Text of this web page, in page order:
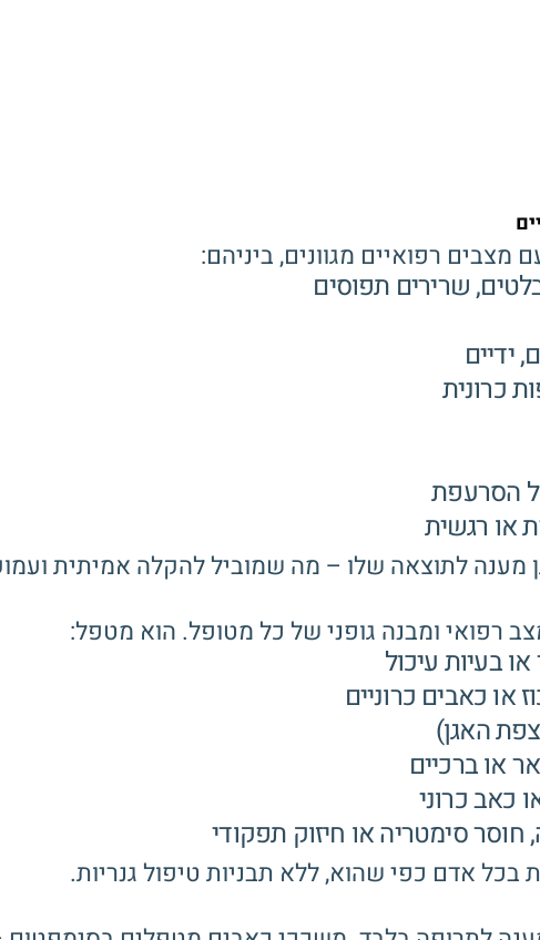
רפואיים מגוונים, ביניהם:
שרירים תפוסים
ידיים
כרונית
הסרעפת
או רגשית
מענה לתוצאה שלו – מה שמוביל להקלה אמיתית
רפואי ומבנה גופני של כל מטופל. הוא מטפל:
בעיות עיכול
או כאבים כרוניים
האגן)
או ברכיים
כאב כרוני
סימטריה או חיזוק תפקודי
אדם כפי שהוא, ללא תבניות טיפול גנריות.